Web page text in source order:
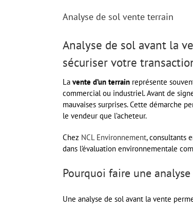
Analyse de sol vente terrain
Analyse de sol avant la
sécuriser votre
La vente d’un terrainreprésente
commercial ou industriel. Avant de
mauvaises surprises. Cette démarche
le vendeur que l’acheteur.
Chez NCL Environnement, consultants
dans l’évaluation environnementale
Pourquoi faire une
Une analyse de sol avant la vente